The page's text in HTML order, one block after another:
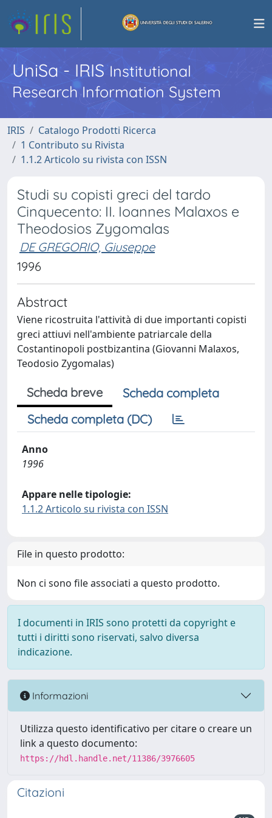
UniSa - IRISInstitutional
Research Information System
IRIS
Catalogo Prodotti Ricerca
1 Contributo su Rivista
1.1.2 Articolo su rivista con ISSN
Studi su copisti greci del tardo
Cinquecento: II. Ioannes Malaxos e
Theodosios Zygomalas
DE GREGORIO, Giuseppe
1996
Abstract
Viene ricostruita l'attività di due importanti copisti
greci attiuvi nell'ambiente patriarcale della
Costantinopoli postbizantina (Giovanni Malaxos,
Teodosio Zygomalas)
Scheda breve
Scheda completa
Scheda completa (DC)
Anno
1996
Appare nelle tipologie:
1.1.2 Articolo su rivista con ISSN
File in questo prodotto:
Non ci sono file associati a questo prodotto.
I documenti in IRIS sono protetti da copyright e
tutti i diritti sono riservati, salvo diversa
indicazione.
Informazioni
Utilizza questo identificativo per citare o creare un
link a questo documento:
https://hdl.handle.net/11386/3976605
Citazioni